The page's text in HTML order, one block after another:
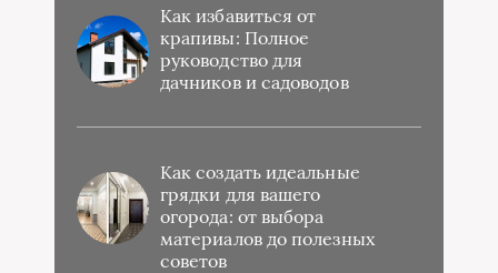
Как избавиться от
крапивы: Полное
руководство для
дачников и садоводов
Как создать идеальные
грядки для вашего
огорода: от выбора
материалов до полезных
советов